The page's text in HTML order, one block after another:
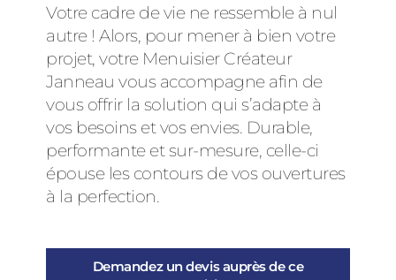
Votre cadre de vie ne ressemble à nul
autre ! Alors, pour mener à bien votre
projet, votre Menuisier Créateur
Janneau vous accompagne afin de
vous offrir la solution qui s’adapte à
vos besoins et vos envies. Durable,
performante et sur-mesure, celle-ci
épouse les contours de vos ouvertures
à la perfection.
Demandez un devis auprès de ce